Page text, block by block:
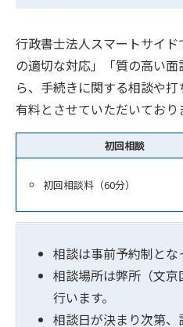
行政書士法人スマートサイ
の適切な対応」「質の高い
ら、手続きに関する相談や打
有料とさせていただいており
初回相談
初回相談料（60分）
相談は事前予約制とな
相談場所は弊所（文
行います。
相談日が決まり次第、